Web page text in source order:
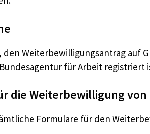
Weiterbewilligungsantrag auf
für Arbeit registriert
die Weiterbewilligung von
Formulare für den